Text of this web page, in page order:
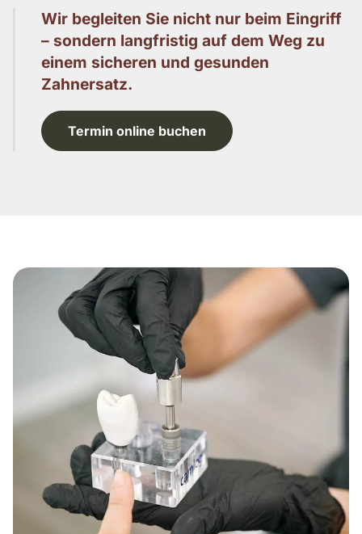
Wir begleiten Sie nicht nur beim Eingriff
– sondern langfristig auf dem Weg zu
einem sicheren und gesunden
Zahnersatz.
Termin online buchen